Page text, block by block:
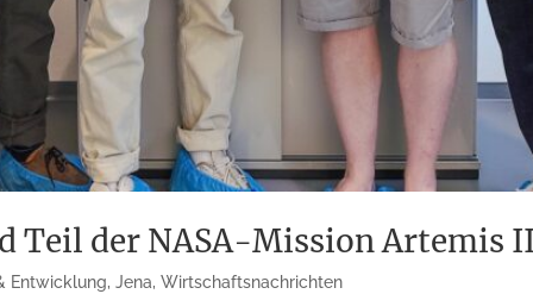
Teil der NASA-Mission Artemis
Entwicklung,Jena,Wirtschaftsnachrichten